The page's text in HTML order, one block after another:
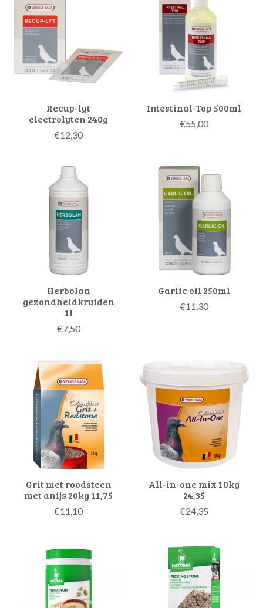
Recup-lyt
electrolyten 240g
€12,30
Intestinal-Top 500ml
€55,00
Herbolan
gezondheidkruiden
1l
€7,50
Garlic oil 250ml
€11,30
Grit met roodsteen
met anijs 20kg 11,75
€11,10
All-in-one mix 10kg
24,35
€24,35